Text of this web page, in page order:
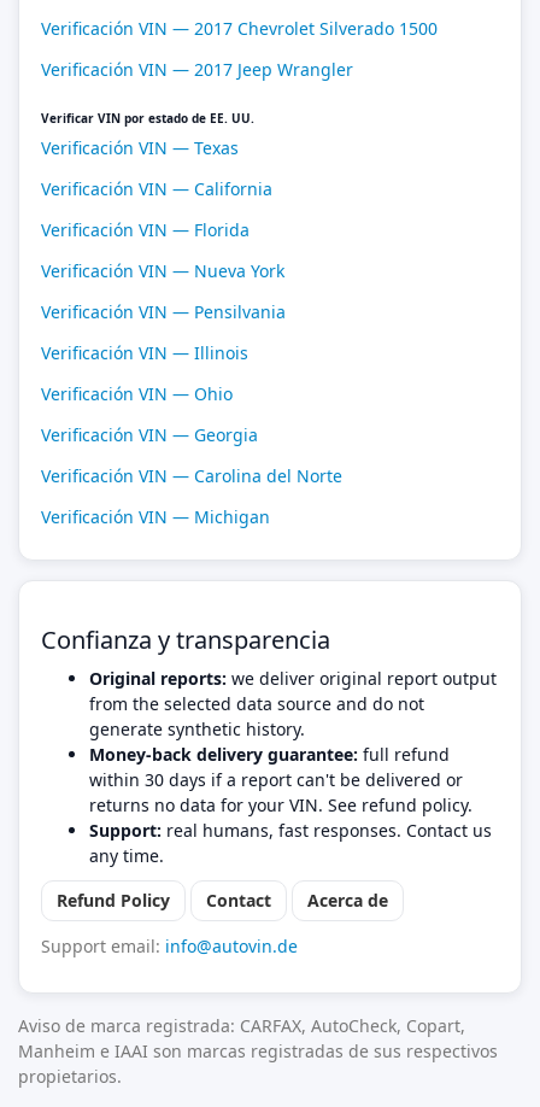
Verificación VIN — 2017 Chevrolet Silverado 1500
Verificación VIN — 2017 Jeep Wrangler
Verificar VIN por estado de EE. UU.
Verificación VIN — Texas
Verificación VIN — California
Verificación VIN — Florida
Verificación VIN — Nueva York
Verificación VIN — Pensilvania
Verificación VIN — Illinois
Verificación VIN — Ohio
Verificación VIN — Georgia
Verificación VIN — Carolina del Norte
Verificación VIN — Michigan
Confianza y transparencia
Original reports: we deliver original report output
from the selected data source and do not
generate synthetic history.
Money-back delivery guarantee: full refund
within 30 days if a report can't be delivered or
returns no data for your VIN. See refund policy.
Support: real humans, fast responses. Contact us
any time.
Refund Policy
Contact
Acerca de
Support email: info@autovin.de
Aviso de marca registrada: CARFAX, AutoCheck, Copart,
Manheim e IAAI son marcas registradas de sus respectivos
propietarios.